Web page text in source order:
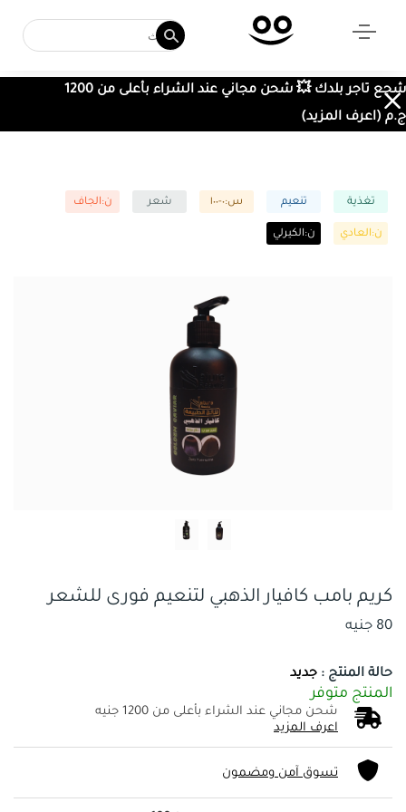
شجع تاجر بلدك 💥 شحن مجاني عند الشراء بأعلى من 1200
ج.م (اعرف المزيد)
تغذية تنعيم س:٠-١٠٠ شعر ن:الجاف
ن:العادي ن:الكيرلي
كريم بامب كافيار الذهبي لتنعيم فورى للشعر
80 جنيه
حالة المنتج : جديد
المنتج متوفر
شحن مجاني عند الشراء بأعلى من 1200 جنيه
اعرف المزيد
تسوق آمن ومضمون